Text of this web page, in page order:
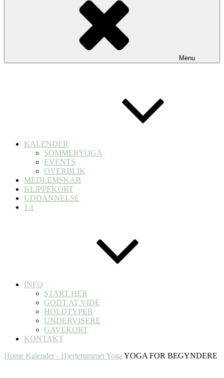
Menu
KALENDER
SOMMERYOGA
EVENTS
OVERBLIK
MEDLEMSKAB
KLIPPEKORT
UDDANNELSE
1:1
INFO
START HER
GODT AT VIDE
HOLDTYPER
UNDERVISERE
GAVEKORT
KONTAKT
Home Kalender - Hjerterummet Yoga YOGA FOR BEGYNDERE